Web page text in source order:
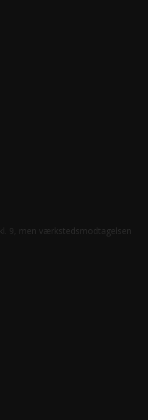
9, men værkstedsmodtagelsen